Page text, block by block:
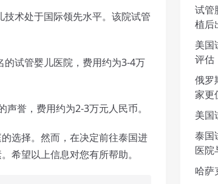
术处于国际领先水平。该院试管
试管婴儿医院，费用约为3-4万
誉，费用约为2-3万元人民币。
选择。然而，在决定前往泰国进
希望以上信息对您有所帮助。
试管
植后
美国
评估
俄罗
家更
美国
泰国
医院
哈萨